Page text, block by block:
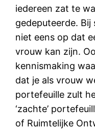
iedereen zat te
gedeputeerde.
niet eens op dat
vrouw kan zijn.
kennismaking
dat je als vrouw
portefeuille zult
‘zachte’
of Ruimtelijke